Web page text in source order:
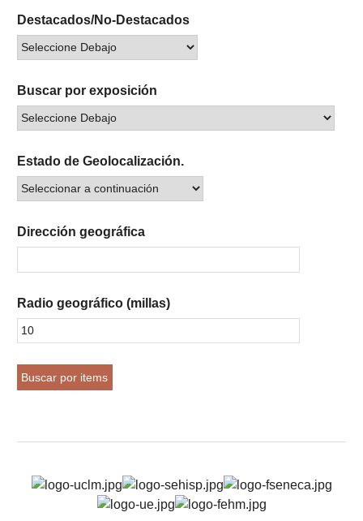
Destacados/No-Destacados
Buscar por exposición
Estado de Geolocalización.
Dirección geográfica
Radio geográfico (millas)